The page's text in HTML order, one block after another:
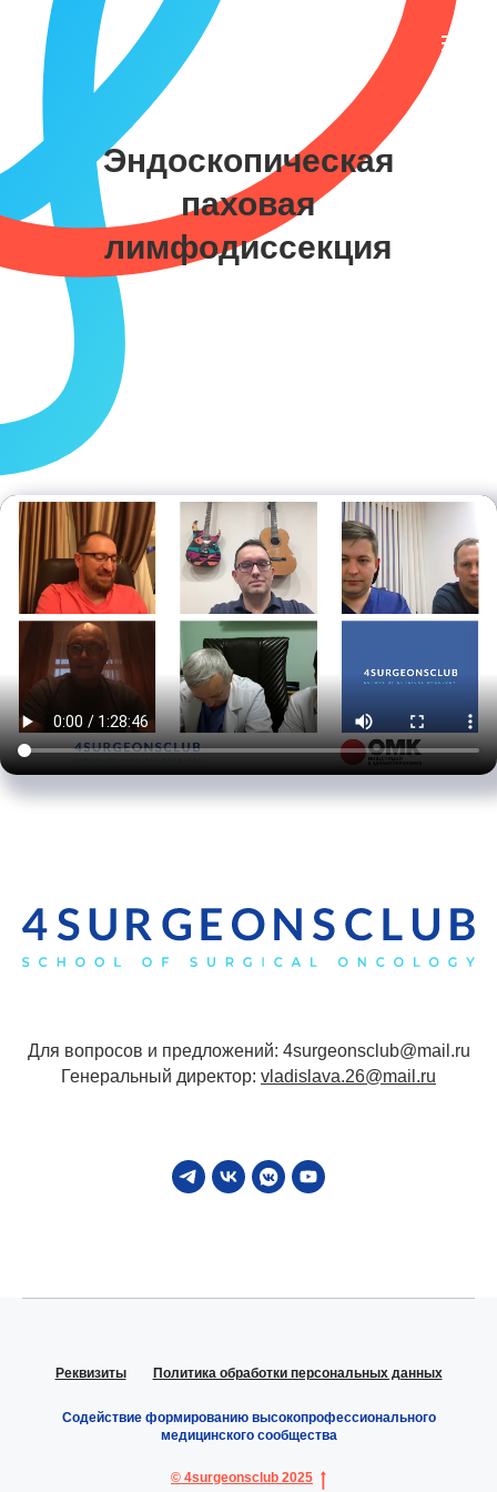
Эндоскопическая
паховая
лимфодиссекция
Для вопросов и предложений: 4surgeonsclub@mail.ru
Генеральный директор: vladislava.26@mail.ru
Реквизиты Политика обработки персональных данных
Содействие формированию высокопрофессионального
медицинского сообщества
© 4surgeonsclub 2025